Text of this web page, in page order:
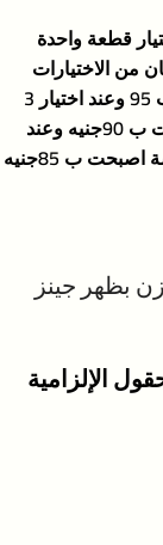
قطعة واحدة
من الاختيارات
ستجد سعرهم 190جنيه اى ان الدواسة اصبحت ب 95 وعند اختيار 3
قطع ستجدهم ب 270 جنيه اى ان الدواسة اصبحت ب 90جنيه وعند
بظهر جينز
الإلزامية